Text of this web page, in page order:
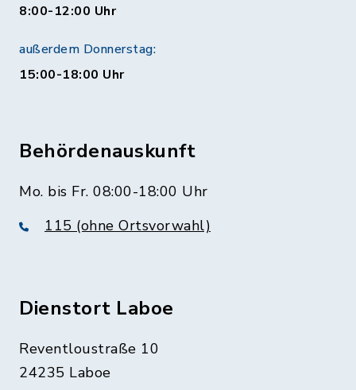
8:00-12:00 Uhr
außerdem Donnerstag:
15:00-18:00 Uhr
Behördenauskunft
Mo. bis Fr. 08:00-18:00 Uhr
115 (ohne Ortsvorwahl)
Dienstort Laboe
Reventloustraße 10
24235 Laboe